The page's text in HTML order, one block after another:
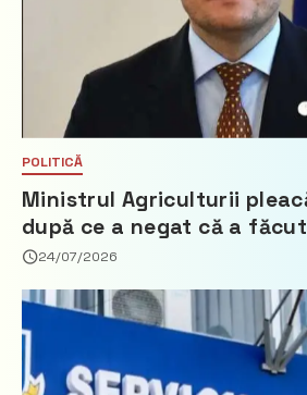
POLITICĂ
Ministrul Agriculturii
după ce a negat că a
Partidul Democrat
24/07/2026